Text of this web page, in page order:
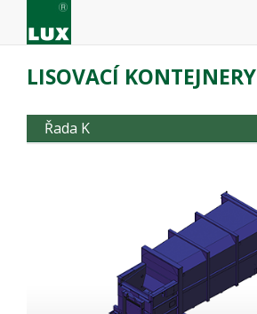
LISOVACÍ KONTEJNERY
Řada K